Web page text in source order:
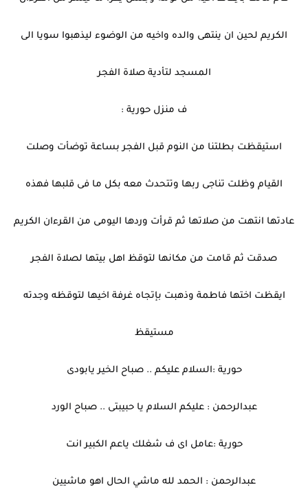
الكريم لحين ان ينتهى والده واخيه من الوضوء ليذهبوا سويا الى
المسجد لتأدية صلاة الفجر
ف منزل حورية :
استيقظت بطلتنا من النوم قبل الفجر بساعة توضأت وصلت
القيام وظلت تناجى ربها وتتحدث معه بكل ما فى قلبها فهذه
عادتها انتهت من صلاتها ثم قرأت وردها اليومى من القرءان الكريم
صدقت ثم قامت من مكانها لتوقظ اهل بيتها لصلاة الفجر
ايقظت اختها فاطمة وذهبت بإتجاه غرفة اخيها لتوقظه وجدته
مستيقظ
حورية :السلام عليكم .. صباح الخير يابودى
عبدالرحمن : عليكم السلام يا حبيبتى .. صباح الورد
حورية :عامل اى ف شغلك ياعم الكبير انت
عبدالرحمن : الحمد لله ماشي الحال اهو ماشيين